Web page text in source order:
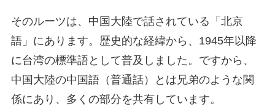
そのルーツは、中国大陸で話されている「北京
語」にあります。歴史的な経緯から、1945年以降
に台湾の標準語として普及しました。ですから、
中国大陸の中国語（普通話）とは兄弟のような関
係にあり、多くの部分を共有しています。